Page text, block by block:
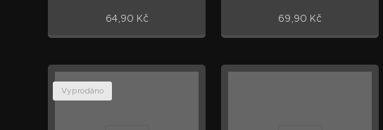
64,90 Kč 69,90 Kč
Vyprodáno